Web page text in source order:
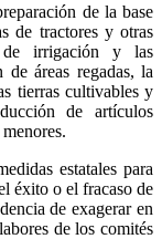
de la base
de tractores y otras
de irrigación y las
áreas regadas, la
tierras cultivables y
de artículos
estatales para
éxito o el fracaso de
de exagerar en
de los comités